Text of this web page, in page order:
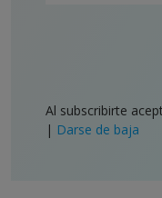
Al subscribirte
| Darse de baja